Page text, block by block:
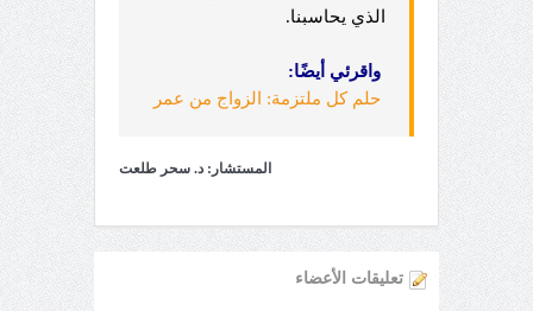
الذي يحاسبنا.
واقرئي أيضًا:
حلم كل ملتزمة: الزواج من عمر
المستشار: د. سحر طلعت
تعليقات الأعضاء